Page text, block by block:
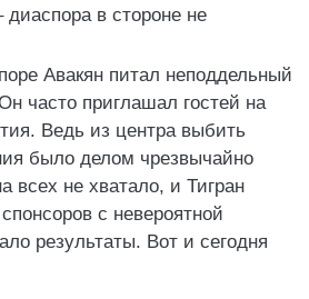
в стороне не
Авакян питал неподдельный
часто приглашал гостей на
Ведь из центра выбить
было делом чрезвычайно
всех не хватало, и Тигран
с невероятной
результаты. Вот и сегодня